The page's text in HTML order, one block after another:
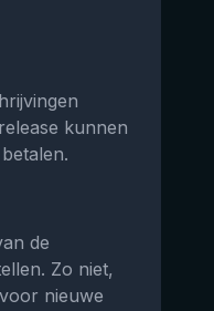
kunnen
de
Zo niet,
nieuwe